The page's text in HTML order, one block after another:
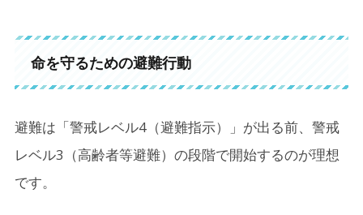
命を守るための避難行動
避難は「警戒レベル4（避難指示）」が出る前、警戒
レベル3（高齢者等避難）の段階で開始するのが理想
です。